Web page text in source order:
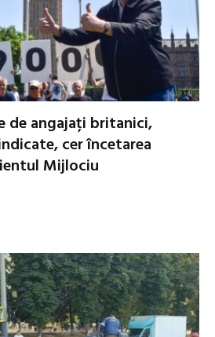
de angajați britanici,
cer încetarea
Mijlociu